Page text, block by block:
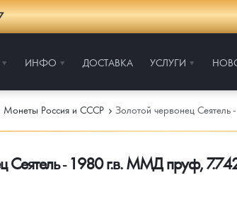
ИНФО ДОСТАВКА УСЛУГИ
Монеты Россия и СССР Золотой червонец
Сеятель - 1980 г.в. ММД пруф,